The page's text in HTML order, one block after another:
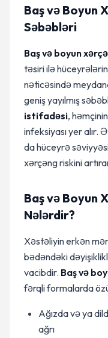
Baş və Boyun
Səbəbləri
Baş və boyun
təsiri ilə
nəticəsində
geniş yayılmış
istifadəsi, həmçinin
infeksiyası yer alır.
da hüceyrə
xərçəng riskini
Baş və Boyun
Nələrdir?
Xəstəliyin erkən
bədəndəki
vacibdir. Baş və
fərqli formalarda
Ağızda və ya
ağrı